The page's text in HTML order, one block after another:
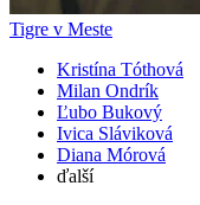
Tigre v Meste
Kristína Tóthová
Milan Ondrík
Ľubo Bukový
Ivica Sláviková
Diana Mórová
ďalší